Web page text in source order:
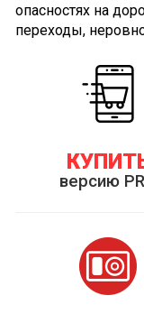
опасностях на
переходы,
версию